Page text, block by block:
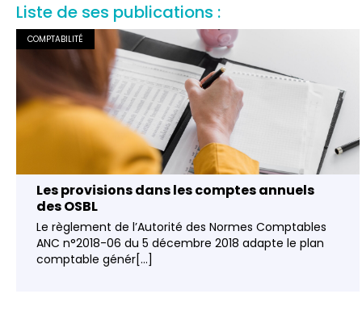
Liste de ses publications :
COMPTABILITÉ
Les provisions dans les comptes annuels
des OSBL
Le règlement de l’Autorité des Normes Comptables
ANC n°2018-06 du 5 décembre 2018 adapte le plan
comptable génér[...]